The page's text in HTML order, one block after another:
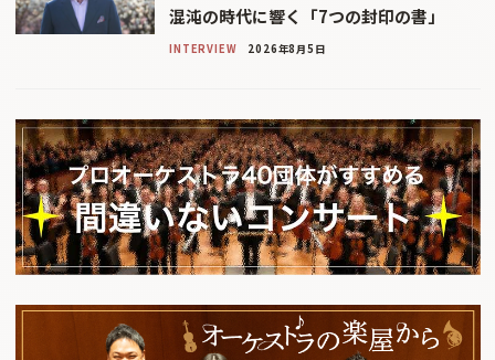
混沌の時代に響く「7つの封印の書」
INTERVIEW 2026年8月5日